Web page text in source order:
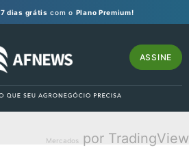
7 dias grátis com o Plano Premium!
ASSINE
Mercados por TradingView